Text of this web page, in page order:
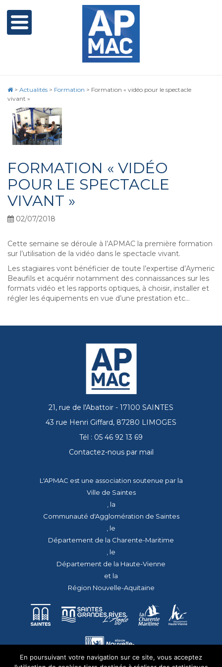
> Actualités > Formation > Formation « vidéo pour le spectacle
vivant »
FORMATION « VIDÉO
POUR LE SPECTACLE
VIVANT »
02/07/2018
Cette semaine se déroule à l’APMAC la première formation
sur l’utilisation de la vidéo dans le spectacle vivant.
Les stagiaires vont bénéficier de toute l’expertise d’Aymeric
Beaufils et acquérir notamment des connaissances sur les
formats vidéo et les rapports optiques, à choisir, installer et
régler les équipements en vue d’une prestation etc…
21, rue de l'Abattoir - 17100 SAINTES
43 rue Henri Giffard, 87280 LIMOGES
Tél : 05 46 92 13 69
Contactez-nous par mail
L'APMAC est une association soutenue par la
Ville de Saintes
, la
Communauté d'Agglomération de Saintes
, le
Département de la Charente-Maritime
, le
Département de la Haute-Vienne
et la
Région Nouvelle-Aquitaine
En poursuivant votre navigation sur ce site, vous acceptez